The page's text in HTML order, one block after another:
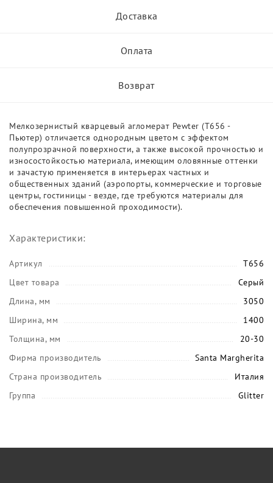
Доставка
Оплата
Возврат
Мелкозернистый кварцевый агломерат Pewter (T656 -
Пьютер) отличается однородным цветом с эффектом
полупрозрачной поверхности, а также высокой прочностью и
износостойкостью материала, имеющим оловянные оттенки
и зачастую применяется в интерьерах частных и
общественных зданий (аэропорты, коммерческие и торговые
центры, гостиницы - везде, где требуются материалы для
обеспечения повышенной проходимости).
Характеристики:
Артикул
T656
Цвет товара
Серый
Длина, мм
3050
Ширина, мм
1400
Толщина, мм
20-30
Фирма производитель
Santa Margherita
Страна производитель
Италия
Группа
Glitter